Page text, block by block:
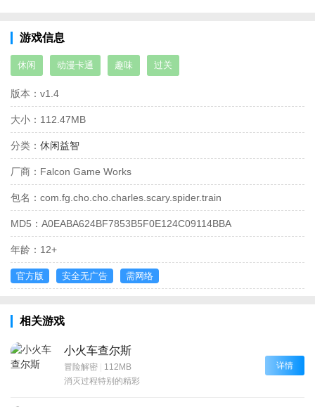
游戏信息
休闲 动漫卡通 趣味 过关
版本： v1.4
大小： 112.47MB
分类： 休闲益智
厂商： Falcon Game Works
包名： com.fg.cho.cho.charles.scary.spider.train
MD5： A0EABA624BF7853B5F0E124C09114BBA
年龄： 12+
官方版 安全无广告 需网络
相关游戏
小火车查尔斯
冒险解密 | 112MB
消灭过程特别的精彩
详情